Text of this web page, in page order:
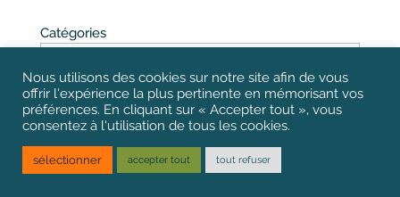
Catégories
Rechercher
Nous utilisons des cookies sur notre site afin de vous
offrir l'expérience la plus pertinente en mémorisant vos
préférences. En cliquant sur « Accepter tout », vous
consentez à l'utilisation de tous les cookies.
sélectionner accepter tout tout refuser